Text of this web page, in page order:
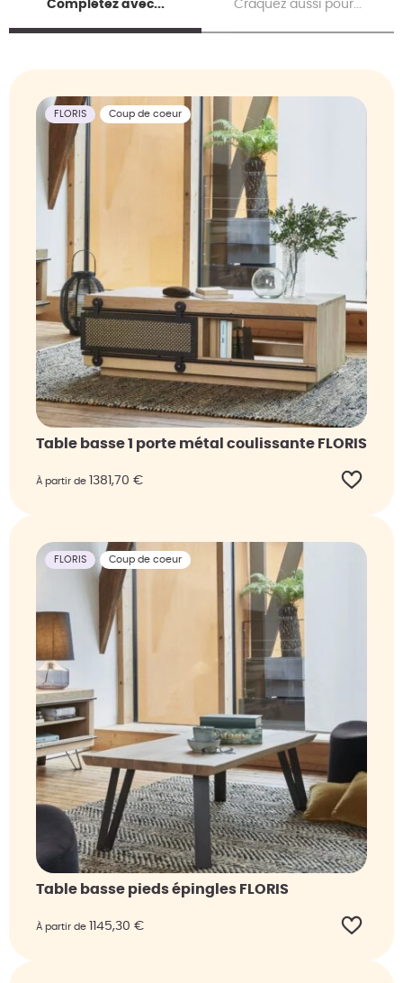
Complétez avec... Craquez aussi pour...
FLORIS Coup de coeur
Table basse 1 porte métal coulissante FLORIS
À partir de 1381,70 €
FLORIS Coup de coeur
Table basse pieds épingles FLORIS
À partir de 1145,30 €